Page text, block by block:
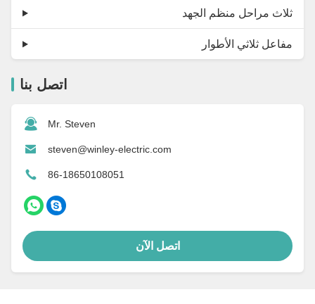
ثلاث مراحل منظم الجهد
مفاعل ثلاثي الأطوار
اتصل بنا
Mr. Steven
steven@winley-electric.com
86-18650108051
اتصل الآن